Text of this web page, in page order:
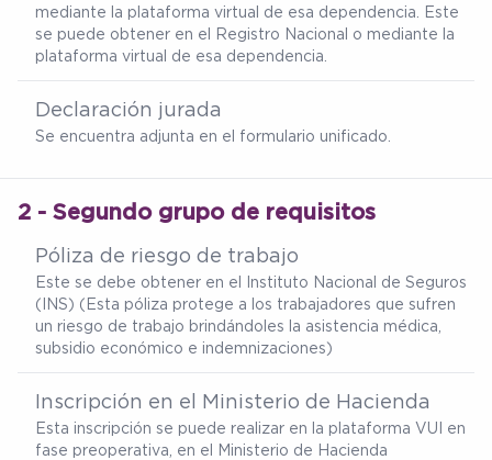
mediante la plataforma virtual de esa dependencia. Este
se puede obtener en el Registro Nacional o mediante la
plataforma virtual de esa dependencia.
Declaración jurada
Se encuentra adjunta en el formulario unificado.
2 - Segundo grupo de requisitos
Póliza de riesgo de trabajo
Este se debe obtener en el Instituto Nacional de Seguros
(INS) (Esta póliza protege a los trabajadores que sufren
un riesgo de trabajo brindándoles la asistencia médica,
subsidio económico e indemnizaciones)
Inscripción en el Ministerio de Hacienda
Esta inscripción se puede realizar en la plataforma VUI en
fase preoperativa, en el Ministerio de Hacienda